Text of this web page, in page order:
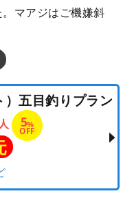
マアジはご機嫌斜